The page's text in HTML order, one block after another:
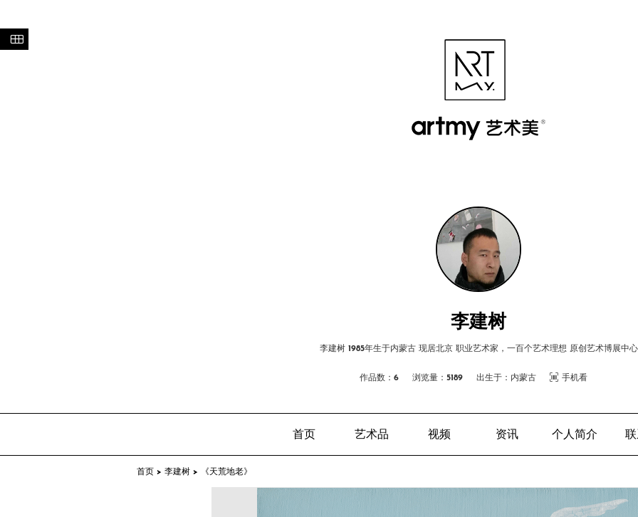
李建树
李建树 1985年生于内蒙古 现居北京 职业艺术家，一百个艺术理想 原创艺术博展中心
作品数：6 浏览量：5189 出生于：内蒙古 手机看
首页 艺术品 视频 资讯 个人简介
首页 > 李建树 > 《天荒地老》